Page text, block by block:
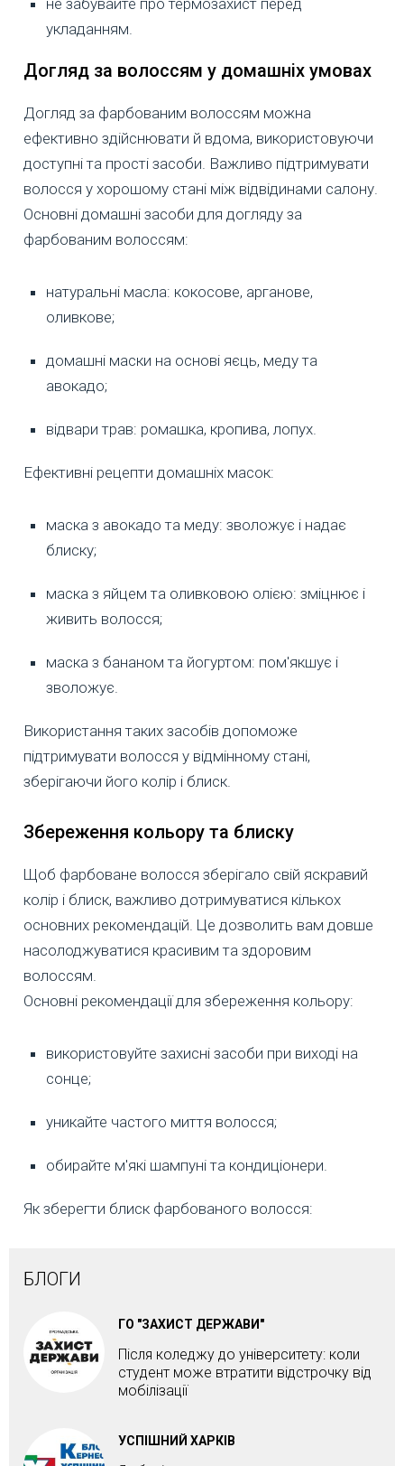
не забувайте про термозахист перед
укладанням.
Догляд за волоссям у домашніх умовах
Догляд за фарбованим волоссям можна
ефективно здійснювати й вдома, використовуючи
доступні та прості засоби. Важливо підтримувати
волосся у хорошому стані між відвідинами салону.
Основні домашні засоби для догляду за
фарбованим волоссям:
натуральні масла: кокосове, арганове,
оливкове;
домашні маски на основі яєць, меду та
авокадо;
відвари трав: ромашка, кропива, лопух.
Ефективні рецепти домашніх масок:
маска з авокадо та меду: зволожує і надає
блиску;
маска з яйцем та оливковою олією: зміцнює і
живить волосся;
маска з бананом та йогуртом: пом'якшує і
зволожує.
Використання таких засобів допоможе
підтримувати волосся у відмінному стані,
зберігаючи його колір і блиск.
Збереження кольору та блиску
Щоб фарбоване волосся зберігало свій яскравий
колір і блиск, важливо дотримуватися кількох
основних рекомендацій. Це дозволить вам довше
насолоджуватися красивим та здоровим
волоссям.
Основні рекомендації для збереження кольору:
використовуйте захисні засоби при виході на
сонце;
уникайте частого миття волосся;
обирайте м'які шампуні та кондиціонери.
Як зберегти блиск фарбованого волосся:
БЛОГИ
ГО "ЗАХИСТ ДЕРЖАВИ"
Після коледжу до університету: коли
студент може втратити відстрочку від
мобілізації
УСПІШНИЙ ХАРКІВ